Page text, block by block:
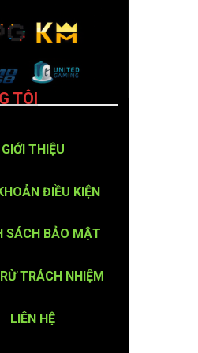
TÔI
GIỚI THIỆU
ĐIỀU KIỆN
SÁCH BẢO MẬT
TRÁCH NHIỆM
LIÊN HỆ